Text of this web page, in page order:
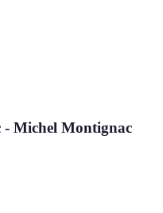
- Michel Montignac